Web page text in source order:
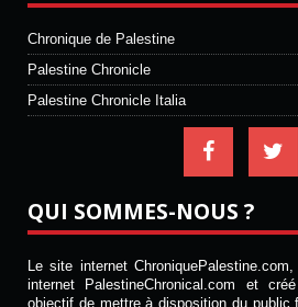
Chronique de Palestine
Palestine Chronicle
Palestine Chronicle Italia
QUI SOMMES-NOUS ?
Le site internet
internet PalestineChronical.com et
objectif de mettre à disposition du public